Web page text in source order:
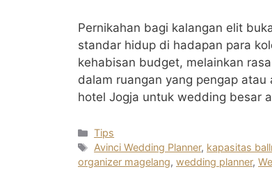
Pernikahan bagi kalangan elit
standar hidup di hadapan para
kehabisan budget, melainkan
dalam ruangan yang pengap
hotel Jogja untuk wedding besar
Kategori
Tips
Tag
Avinci Wedding Planner, kapasitas
organizer magelang, wedding planner,